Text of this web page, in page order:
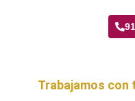
Trabajamos